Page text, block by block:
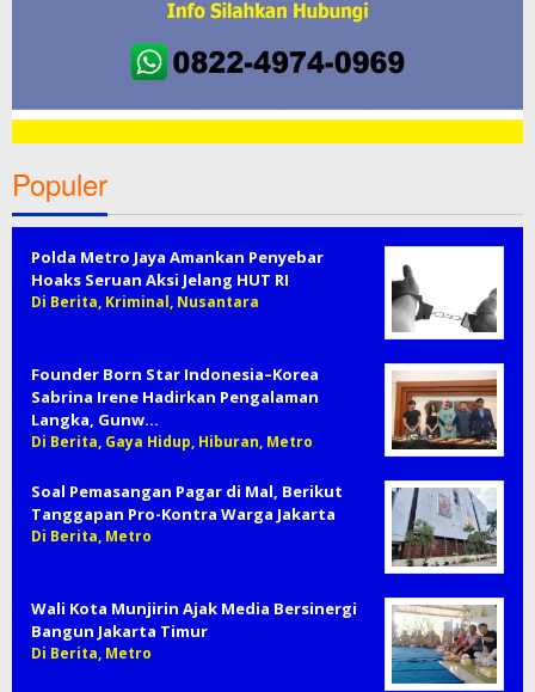
Populer
Polda Metro Jaya Amankan Penyebar
Hoaks Seruan Aksi Jelang HUT RI
Di Berita, Kriminal, Nusantara
Founder Born Star Indonesia–Korea
Sabrina Irene Hadirkan Pengalaman
Langka, Gunw…
Di Berita, Gaya Hidup, Hiburan, Metro
Soal Pemasangan Pagar di Mal, Berikut
Tanggapan Pro-Kontra Warga Jakarta
Di Berita, Metro
Wali Kota Munjirin Ajak Media Bersinergi
Bangun Jakarta Timur
Di Berita, Metro